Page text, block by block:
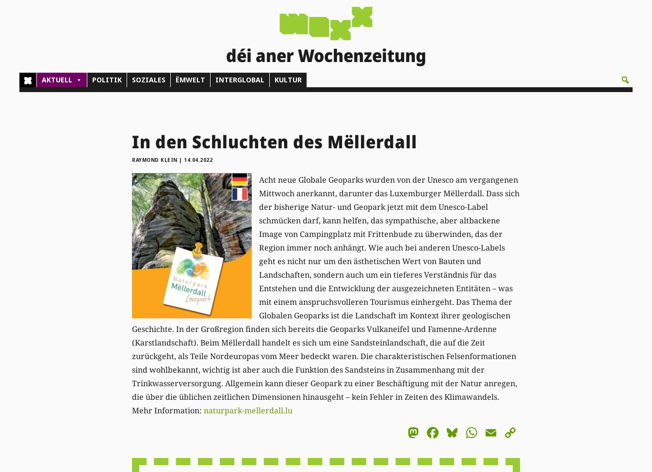
déi aner Wochenzeitung
AKTUELL POLITIK SOZIALES ËMWELT INTERGLOBAL KULTUR
In den Schluchten des Mëllerdall
RAYMOND KLEIN | 14.04.2022
Acht neue Globale Geoparks wurden von der Unesco am vergangenen
Mittwoch anerkannt, darunter das Luxemburger Mëllerdall. Dass sich
der bisherige Natur- und Geopark jetzt mit dem Unesco-Label
schmücken darf, kann helfen, das sympathische, aber altbackene
Image von Campingplatz mit Frittenbude zu überwinden, das der
Region immer noch anhängt. Wie auch bei anderen Unesco-Labels
geht es nicht nur um den ästhetischen Wert von Bauten und
Landschaften, sondern auch um ein tieferes Verständnis für das
Entstehen und die Entwicklung der ausgezeichneten Entitäten – was
mit einem anspruchsvolleren Tourismus einhergeht. Das Thema der
Globalen Geoparks ist die Landschaft im Kontext ihrer geologischen
Geschichte. In der Großregion finden sich bereits die Geoparks Vulkaneifel und Famenne-Ardenne
(Karstlandschaft). Beim Mëllerdall handelt es sich um eine Sandsteinlandschaft, die auf die Zeit
zurückgeht, als Teile Nordeuropas vom Meer bedeckt waren. Die charakteristischen Felsenformationen
sind wohlbekannt, wichtig ist aber auch die Funktion des Sandsteins in Zusammenhang mit der
Trinkwasserversorgung. Allgemein kann dieser Geopark zu einer Beschäftigung mit der Natur anregen,
die über die üblichen zeitlichen Dimensionen hinausgeht – kein Fehler in Zeiten des Klimawandels.
Mehr Information: naturpark-mellerdall.lu
Mastodon
Facebook
Bluesky
WhatsApp
Email